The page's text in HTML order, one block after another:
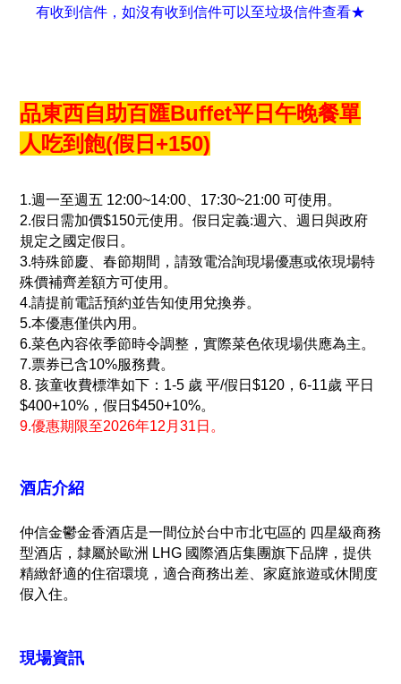
有收到信件 ， 如沒有收到信件可以至垃圾信件查看★
品東西自助百匯Buffet平日午晚餐單
人吃到飽(假日+150)
1.週一至週五 12:00~14:00、17:30~21:00 可使用。
2.假日需加價$150元使用。假日定義:週六、週日與政府
規定之國定假日。
3.特殊節慶、春節期間，請致電洽詢現場優惠或依現場特
殊價補齊差額方可使用。
4.請提前電話預約並告知使用兌換券。
5.本優惠僅供內用。
6.菜色內容依季節時令調整，實際菜色依現場供應為主。
7.票券已含10%服務費。
8. 孩童收費標準如下：1-5 歲 平/假日$120，6-11歲 平日
$400+10%，假日$450+10%。
9.優惠期限至2026年12月31日。
酒店介紹
仲信金鬱金香酒店是一間位於台中市北屯區的 四星級商務
型酒店，隸屬於歐洲 LHG 國際酒店集團旗下品牌，提供
精緻舒適的住宿環境，適合商務出差、家庭旅遊或休閒度
假入住。
現場資訊